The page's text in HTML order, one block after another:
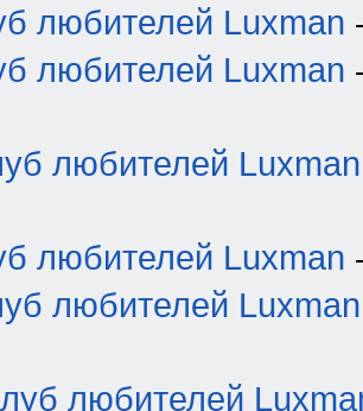
любителей Luxman
любителей Luxman
любителей Luxman
любителей Luxman
любителей Luxman
любителей